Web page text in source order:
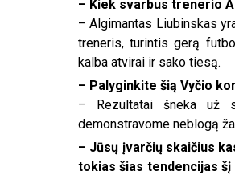
– Kiek svarbus trenerio
– Algimantas Liubinskas
treneris, turintis gerą
kalba atvirai ir sako tiesą.
– Palyginkite šią Vyčio
– Rezultatai šneka už
demonstravome neblogą
– Jūsų įvarčių skaičius
tokias šias tendencijas